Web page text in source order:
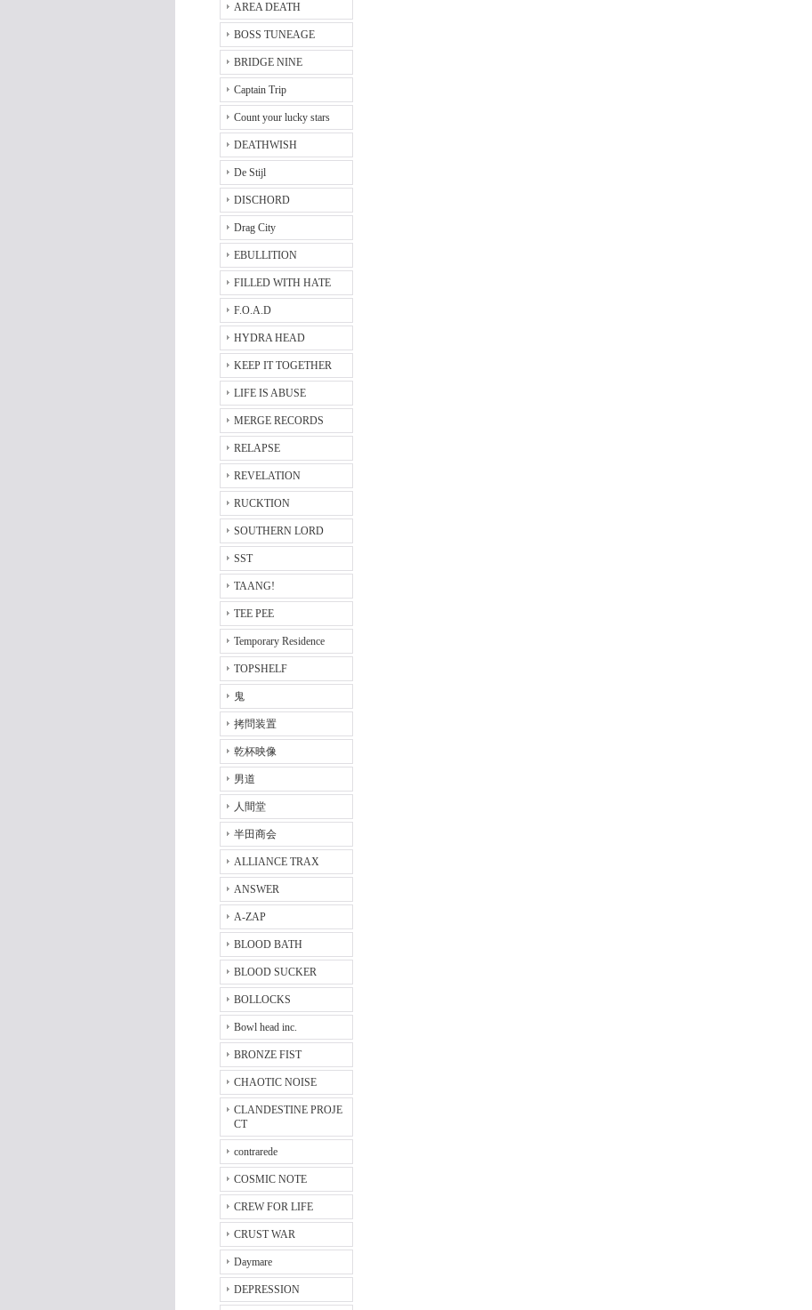
AREA DEATH
BOSS TUNEAGE
BRIDGE NINE
Captain Trip
Count your lucky stars
DEATHWISH
De Stijl
DISCHORD
Drag City
EBULLITION
FILLED WITH HATE
F.O.A.D
HYDRA HEAD
KEEP IT TOGETHER
LIFE IS ABUSE
MERGE RECORDS
RELAPSE
REVELATION
RUCKTION
SOUTHERN LORD
SST
TAANG!
TEE PEE
Temporary Residence
TOPSHELF
鬼
拷問装置
乾杯映像
男道
人間堂
半田商会
ALLIANCE TRAX
ANSWER
A-ZAP
BLOOD BATH
BLOOD SUCKER
BOLLOCKS
Bowl head inc.
BRONZE FIST
CHAOTIC NOISE
CLANDESTINE PROJE
CT
contrarede
COSMIC NOTE
CREW FOR LIFE
CRUST WAR
Daymare
DEPRESSION